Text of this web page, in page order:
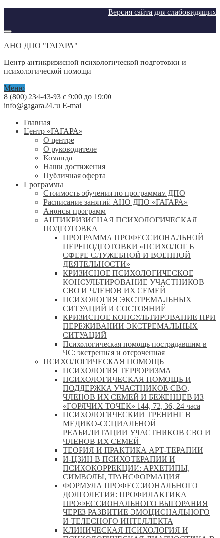
Версия сайта для слабовидящих
АНО ДПО "ГАГАРА"
Центр антикризисной психологической подготовки и
психологической помощи
Меню
8 (800) 234-43-93 с 9:00 до 19:00
info@gagara24.ru E-mail
Главная
Центр «ГАГАРА»
О центре
О руководителе
Команда
Наши достижения
Публичная оферта
Программы
Стоимость обучения по программам ДПО
Расписание занятий АНО ДПО «ГАГАРА»
Анонсы программ
АНТИКРИЗИСНАЯ ПСИХОЛОГИЧЕСКАЯ
ПОДГОТОВКА
ПРОГРАММА ПРОФЕССИОНАЛЬНОЙ
ПЕРЕПОДГОТОВКИ «ПСИХОЛОГ В
СФЕРЕ СЛУЖЕБНОЙ И ВОЕННОЙ
ДЕЯТЕЛЬНОСТИ»
КРИЗИСНОЕ ПСИХОЛОГИЧЕСКОЕ
КОНСУЛЬТИРОВАНИЕ УЧАСТНИКОВ
СВО И ЧЛЕНОВ ИХ СЕМЕЙ
ПСИХОЛОГИЯ ЭКСТРЕМАЛЬНЫХ
СИТУАЦИЙ И СОСТОЯНИЙ
КРИЗИСНОЕ КОНСУЛЬТИРОВАНИЕ ПРИ
ПЕРЕЖИВАНИИ ЭКСТРЕМАЛЬНЫХ
СИТУАЦИЙ
Психологическая помощь пострадавшим в
ЧС: экстренная и отсроченная
ПСИХОЛОГИЧЕСКАЯ ПОМОЩЬ
ПСИХОЛОГИЯ ТЕРРОРИЗМА
ПСИХОЛОГИЧЕСКАЯ ПОМОЩЬ И
ПОДДЕРЖКА УЧАСТНИКОВ СВО,
ЧЛЕНОВ ИХ СЕМЕЙ И БЕЖЕНЦЕВ ИЗ
«ГОРЯЧИХ ТОЧЕК» 144, 72, 36, 24 часа
ПСИХОЛОГИЧЕСКИЙ ТРЕНИНГ В
МЕДИКО-СОЦИАЛЬНОЙ
РЕАБИЛИТАЦИИ УЧАСТНИКОВ СВО И
ЧЛЕНОВ ИХ СЕМЕЙ
ТЕОРИЯ И ПРАКТИКА АРТ-ТЕРАПИИ
И-ЦЗИН В ПСИХОТЕРАПИИ И
ПСИХОКОРРЕКЦИИ: АРХЕТИПЫ,
СИМВОЛЫ, ТРАНСФОРМАЦИЯ
ФОРМУЛА ПРОФЕССИОНАЛЬНОГО
ДОЛГОЛЕТИЯ: ПРОФИЛАКТИКА
ПРОФЕССИОНАЛЬНОГО ВЫГОРАНИЯ
ЧЕРЕЗ РАЗВИТИЕ ЭМОЦИОНАЛЬНОГО
И ТЕЛЕСНОГО ИНТЕЛЛЕКТА
КЛИНИЧЕСКАЯ ПСИХОЛОГИЯ И